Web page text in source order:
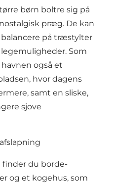
børn boltre sig på
præg. De kan
på træstylter
Som
også et
hvor dagens
samt en sliske,
sjove
finder du borde-
og et kogehus, som